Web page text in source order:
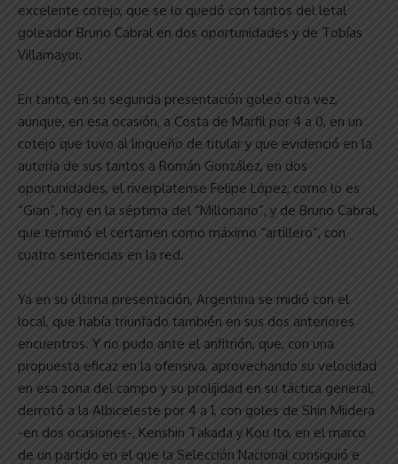
excelente cotejo, que se lo quedó con tantos del letal
goleador Bruno Cabral en dos oportunidades y de Tobías
Villamayor.
En tanto, en su segunda presentación goleó otra vez,
aunque, en esa ocasión, a Costa de Marfil por 4 a 0, en un
cotejo que tuvo al linqueño de titular y que evidenció en la
autoría de sus tantos a Román González, en dos
oportunidades, el riverplatense Felipe López, como lo es
“Gian”, hoy en la séptima del “Millonario”, y de Bruno Cabral,
que terminó el certamen como máximo “artillero”, con
cuatro sentencias en la red.
Ya en su última presentación, Argentina se midió con el
local, que había triunfado también en sus dos anteriores
encuentros. Y no pudo ante el anfitrión, que, con una
propuesta eficaz en la ofensiva, aprovechando su velocidad
en esa zona del campo y su prolijidad en su táctica general,
derrotó a la Albiceleste por 4 a 1, con goles de Shin Miidera
-en dos ocasiones-, Kenshin Takada y Kou Ito, en el marco
de un partido en el que la Selección Nacional consiguió e